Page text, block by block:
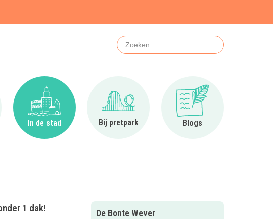
Zoeken
de natuur
In de stad
Ga naar In de stad
Bij pretpark
Ga naar Bij pretpark
Blogs
Ga naar Blogs
1 dak!
De Bonte Wever